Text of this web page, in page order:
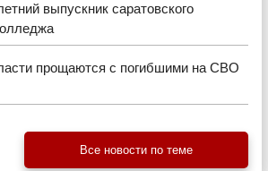
выпускник саратовского
прощаются с погибшими на СВО
Все новости по теме